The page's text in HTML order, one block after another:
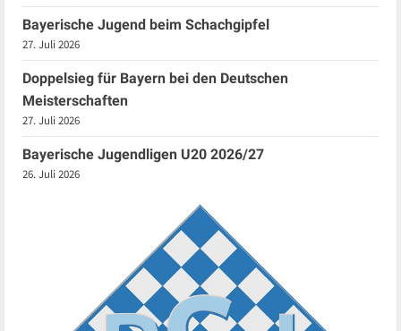
Bayerische Jugend beim Schachgipfel
27. Juli 2026
Doppelsieg für Bayern bei den Deutschen
Meisterschaften
27. Juli 2026
Bayerische Jugendligen U20 2026/27
26. Juli 2026